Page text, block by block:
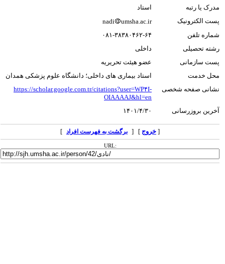
مدرک یا رتبه
استاد
پست الکترونیک
nadi
umsha.ac.ir
شماره تلفن
۰۸۱-۳۸۳۸۰۴۶۲-۶۴
رشته تحصیلی
داخلی
پست سازمانی
عضو هیئت تحریریه
محل خدمت
استاد بیماری های داخلی؛ دانشگاه علوم پزشکی همدان
نشانی صفحه شخصی
https://scholar.google.com.tr/citations?user=WP۴I-
OIAAAAJ&hl=en
آخرین بروزرسانی
۱۴۰۱/۴/۳۰
خروج] [ برگشت به فهرست افراد ]
URL: